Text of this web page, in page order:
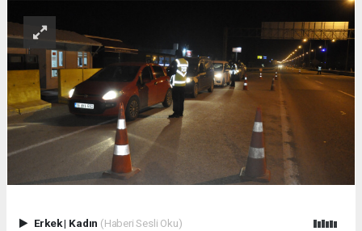
Erkek| Kadın (Haberi Sesli Oku)